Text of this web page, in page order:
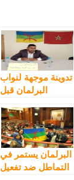
تدوينة موجهة لنواب
البرلمان قبل
المصادقة على
مشروع القانون
المتعلق ببطاقة
التعريف “الوطنية”
البرلمان يستمر في
التماطل ضد تفعيل